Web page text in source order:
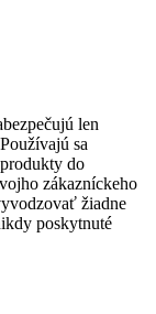
len
sa
do
zákazníckeho
žiadne
poskytnuté